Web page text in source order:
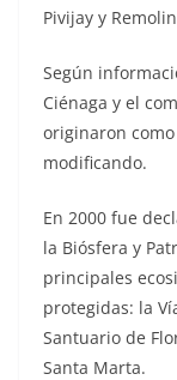
Pivijay y
Según
Ciénaga y el
originaron
modificando.
En 2000 fue
la Biósfera y
principales
protegidas: la
Santuario de
Santa Marta.